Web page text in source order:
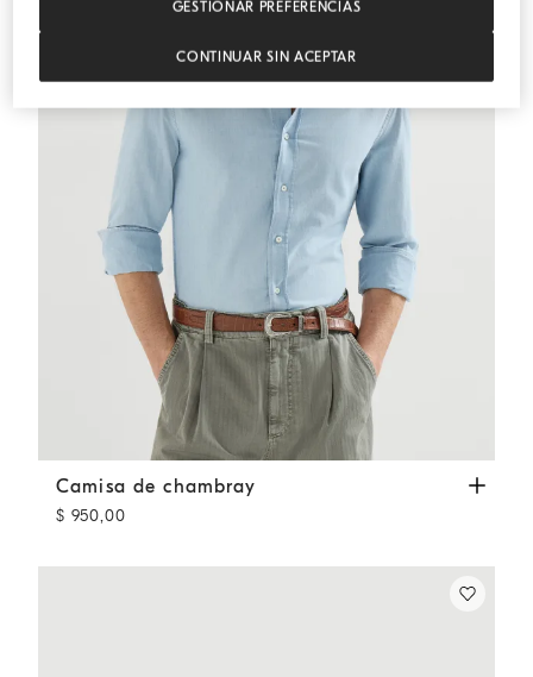
Camisa de chambray Denim Medio
Camisa de chambray
$ 950,00
GESTIONAR PREFERENCIAS
CONTINUAR SIN ACEPTAR